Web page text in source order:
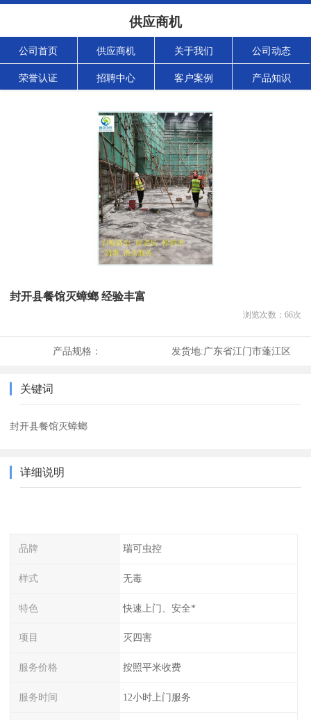
供应商机
公司首页 供应商机 关于我们 公司动态
荣誉认证 招聘中心 客户案例 产品知识
封开县餐馆灭蟑螂 经验丰富
浏览次数： 66次
产品规格： 发货地:广东省江门市蓬江区
关键词
封开县餐馆灭蟑螂
详细说明
品牌 瑞可虫控
样式 无毒
特色 快速上门、安全*
项目 灭四害
服务价格 按照平米收费
服务时间 12小时上门服务